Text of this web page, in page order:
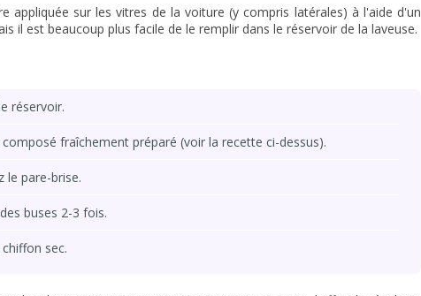
appliquée sur les vitres de la voiture (y compris latérales) à l'aide d'un
il est beaucoup plus facile de le remplir dans le réservoir de la laveuse.
réservoir.
composé fraîchement préparé (voir la recette ci-dessus).
le pare-brise.
buses 2-3 fois.
sec.